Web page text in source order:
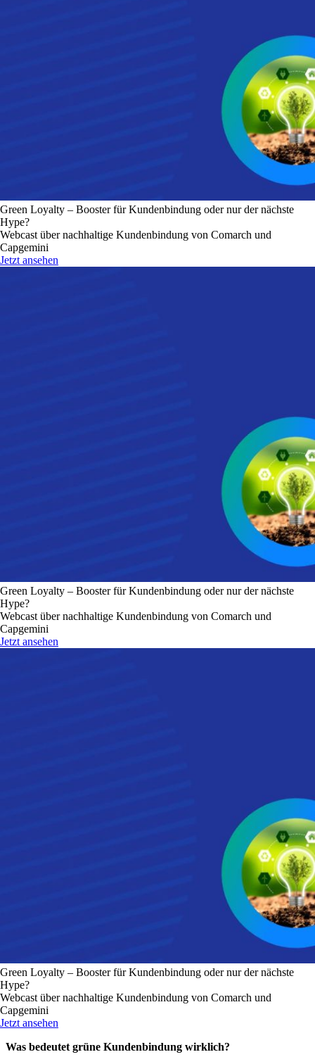
Green Loyalty – Booster für Kundenbindung oder nur der nächste
Hype?
Webcast über nachhaltige Kundenbindung von Comarch und
Capgemini
Jetzt ansehen
Green Loyalty – Booster für Kundenbindung oder nur der nächste
Hype?
Webcast über nachhaltige Kundenbindung von Comarch und
Capgemini
Jetzt ansehen
Green Loyalty – Booster für Kundenbindung oder nur der nächste
Hype?
Webcast über nachhaltige Kundenbindung von Comarch und
Capgemini
Jetzt ansehen
Was bedeutet grüne Kundenbindung wirklich?